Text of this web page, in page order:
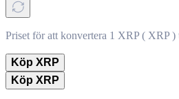
Priset för att konvertera 1 XRP ( XRP
Köp XRP
Köp XRP